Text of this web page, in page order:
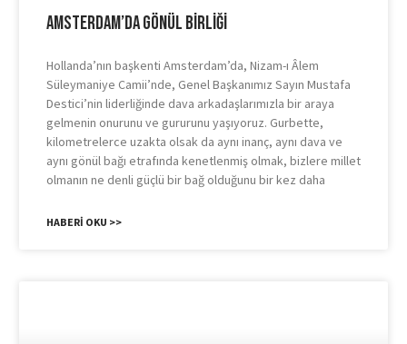
Amsterdam’da Gönül Birliği
Hollanda’nın başkenti Amsterdam’da, Nizam-ı Âlem
Süleymaniye Camii’nde, Genel Başkanımız Sayın Mustafa
Destici’nin liderliğinde dava arkadaşlarımızla bir araya
gelmenin onurunu ve gururunu yaşıyoruz. Gurbette,
kilometrelerce uzakta olsak da aynı inanç, aynı dava ve
aynı gönül bağı etrafında kenetlenmiş olmak, bizlere millet
olmanın ne denli güçlü bir bağ olduğunu bir kez daha
HABERI OKU >>